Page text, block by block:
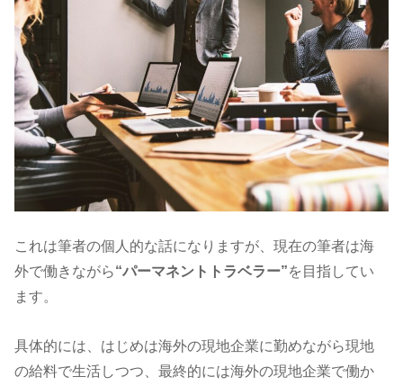
これは筆者の個人的な話になりますが、現在の筆者は海
外で働きながら“パーマネントトラベラー”を目指してい
ます。
具体的には、はじめは海外の現地企業に勤めながら現地
の給料で生活しつつ、最終的には海外の現地企業で働か